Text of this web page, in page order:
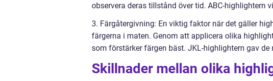
observera deras tillstånd över tid. ABC-highlightern
3. Färgåtergivning: En viktig faktor när det gäller
färgerna i maten. Genom att applicera olika
som förstärker färgen bäst. JKL-highlightern gav
Skillnader mellan olika